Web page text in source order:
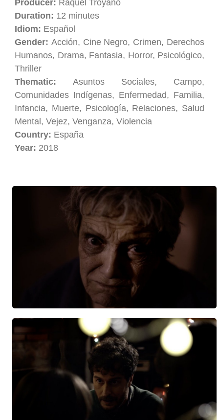
Producer: Raquel Troyano
Duration: 12 minutes
Idiom: Español
Gender: Acción, Cine Negro, Crimen, Derechos
Humanos, Drama, Fantasia, Horror, Psicológico,
Thriller
Thematic: Asuntos Sociales, Campo,
Comunidades Indígenas, Enfermedad, Familia,
Infancia, Muerte, Psicología, Relaciones, Salud
Mental, Vejez, Venganza, Violencia
Country: España
Year: 2018